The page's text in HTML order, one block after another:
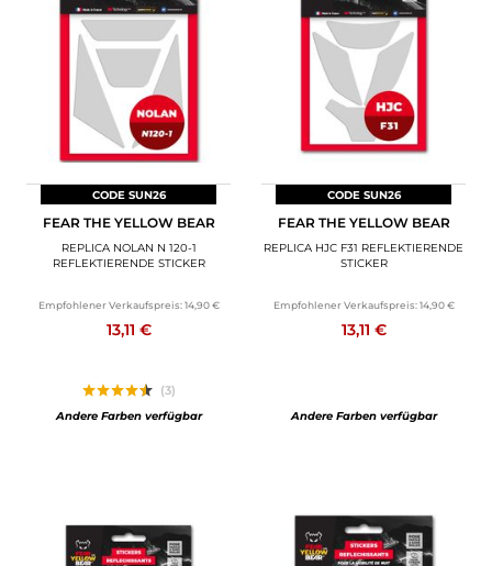
CODE SUN26
FEAR THE YELLOW BEAR
REPLICA NOLAN N 120-1
REFLEKTIERENDE STICKER
Empfohlener Verkaufspreis: 14,90 €
13,11 €
(3)
Andere Farben verfügbar
CODE SUN26
FEAR THE YELLOW BEAR
REPLICA HJC F31 REFLEKTIERENDE
STICKER
Empfohlener Verkaufspreis: 14,90 €
13,11 €
Andere Farben verfügbar